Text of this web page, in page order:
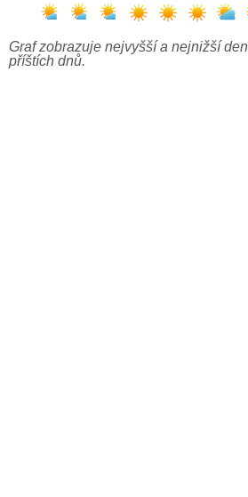
Graf zobrazuje nejvyšší a nejnižší
příštích dnů.